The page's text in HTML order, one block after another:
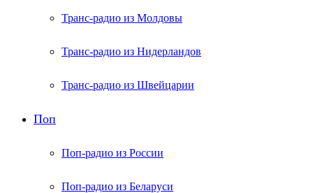
Транс-радио из Молдовы
Транс-радио из Нидерландов
Транс-радио из Швейцарии
Поп
Поп-радио из России
Поп-радио из Беларуси